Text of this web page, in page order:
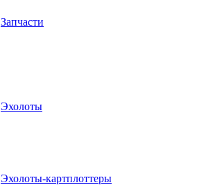
Запчасти
Эхолоты
Эхолоты-картплоттеры